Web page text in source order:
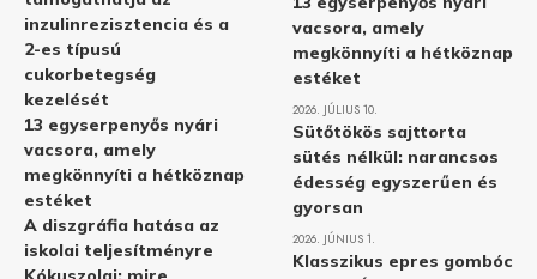
inzulinrezisztencia és a
2-es típusú
cukorbetegség
kezelését
13 egyserpenyős nyári
vacsora, amely
megkönnyíti a hétköznap
estéket
A diszgráfia hatása az
iskolai teljesítményre
vacsora, amely
megkönnyíti a hétköznap
estéket
2026. JÚLIUS 10.
Sütőtökös sajttorta
sütés nélkül: narancsos
édesség egyszerűen és
gyorsan
2026. JÚNIUS 1.
Klasszikus epres gombóc